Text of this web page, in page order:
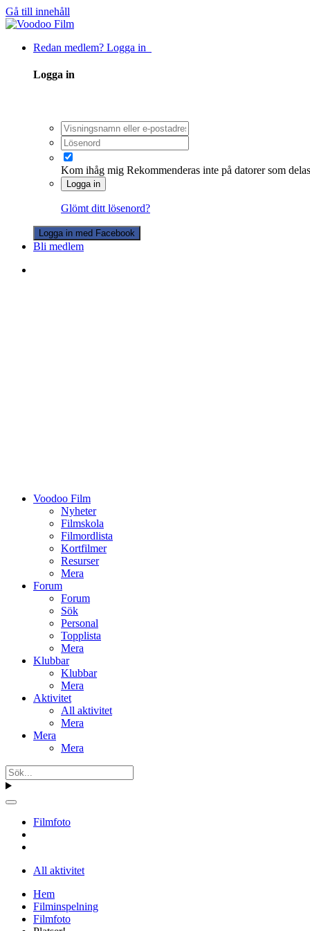
Gå till innehåll
Redan medlem? Logga in
Logga in
Kom ihåg mig Rekommenderas inte på datorer som
Logga in
Glömt ditt lösenord?
Logga in med Facebook
Bli medlem
Voodoo Film
Nyheter
Filmskola
Filmordlista
Kortfilmer
Resurser
Mera
Forum
Forum
Sök
Personal
Topplista
Mera
Klubbar
Klubbar
Mera
Aktivitet
All aktivitet
Mera
Mera
Mera
Filmfoto
All aktivitet
Hem
Filminspelning
Filmfoto